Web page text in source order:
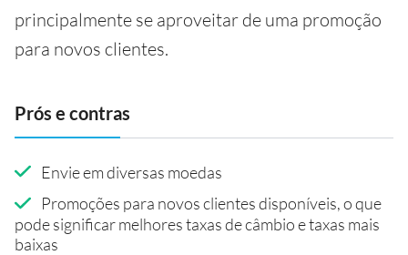
principalmente se aproveitar de uma promoção
para novos clientes.
Prós e contras
Envie em diversas moedas
Promoções para novos clientes disponíveis, o que
pode significar melhores taxas de câmbio e taxas mais
baixas